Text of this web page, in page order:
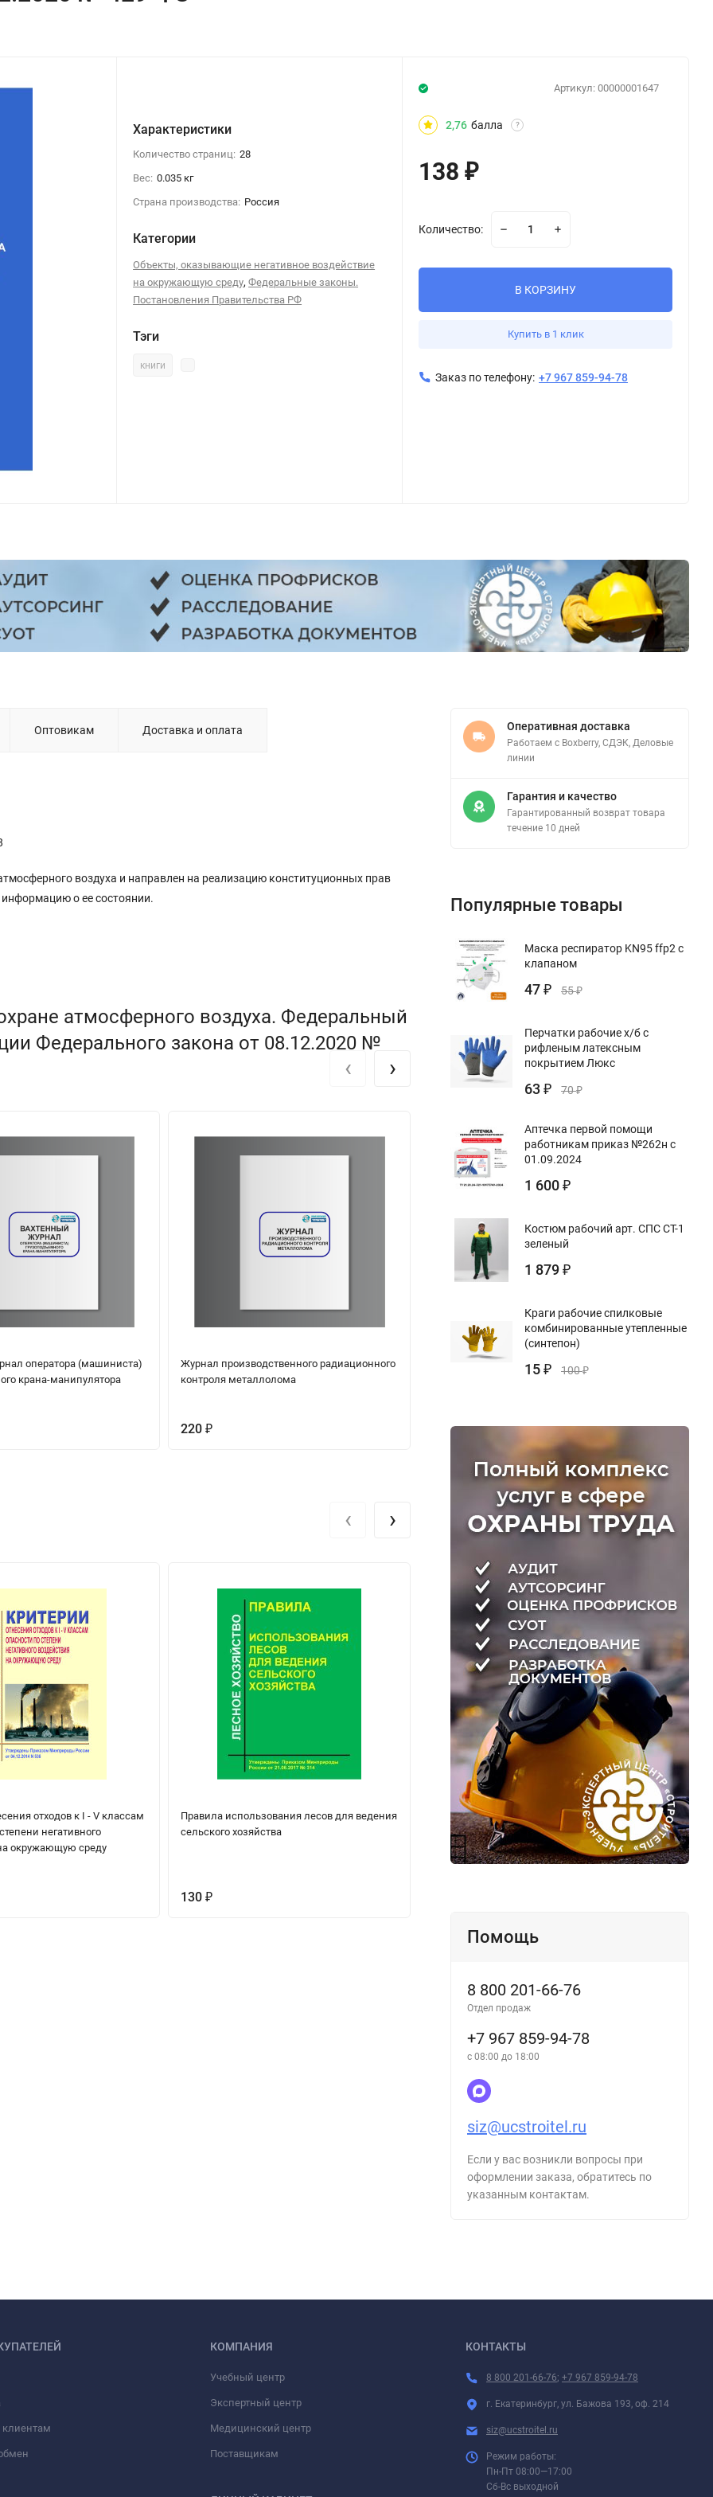
Характеристики
Количество страниц: 28
Вес: 0.035 кг
Страна производства: Россия
Категории
Объекты, оказывающие негативное воздействие
на окружающую среду,Федеральные законы.
Постановления Правительства РФ
Тэги
книги
Артикул: 00000001647
2,76 балла ?
138₽
Количество:
В КОРЗИНУ
Купить в 1 клик
Заказ по телефону: +7 967 859-94-78
Оптовикам Доставка и оплата
воздуха и направлен на реализацию конституционных прав
о ее состоянии.
атмосферного воздуха. Федеральный
Федерального закона от 08.12.2020 №
оператора (машиниста)
крана-манипулятора
Журнал производственного радиационного
контроля металлолома
220₽
Журнал наблюдений за состоянием
220₽ 220
‹ ›
отходов к I - V классам
негативного
окружающую среду
Правила использования лесов для ведения
сельского хозяйства
130₽
Перечень загрязняющих веществ, в
отношении которых применяются меры
государственного регулирования в области
охраны окружающей среды
‹ ›
Оперативная доставка
Работаем с Boxberry, СДЭК, Деловые
линии
Гарантия и качество
Гарантированный возврат товара
течение 10 дней
Популярные товары
Маска респиратор KN95 ffp2 с
клапаном
47 ₽ 55₽
Перчатки рабочие х/б с
рифленым латексным
покрытием Люкс
63 ₽ 70₽
Аптечка первой помощи
работникам приказ №262н с
01.09.2024
1 600 ₽
Костюм рабочий арт. СПС СТ-1
зеленый
1 879 ₽
Краги рабочие спилковые
комбинированные утепленные
(синтепон)
15 ₽ 100₽
Помощь
8 800 201-66-76
Отдел продаж
+7 967 859-94-78
с 08:00 до 18:00
siz@ucstroitel.ru
Если у вас возникли вопросы при
оформлении заказа, обратитесь по
указанным контактам.
КОМПАНИЯ
Учебный центр
Экспертный центр
Медицинский центр
Поставщикам
КОНТАКТЫ
8 800 201-66-76; +7 967 859-94-78
г. Екатеринбург, ул. Бажова 193, оф. 214
siz@ucstroitel.ru
Режим работы:
Пн-Пт 08:00—17:00
Сб-Вс выходной